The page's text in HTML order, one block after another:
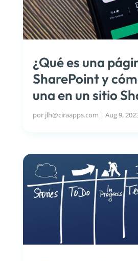
¿Qué es una
SharePoint y
una en un sitio
por jlh@ciraapps.com | Aug 9,